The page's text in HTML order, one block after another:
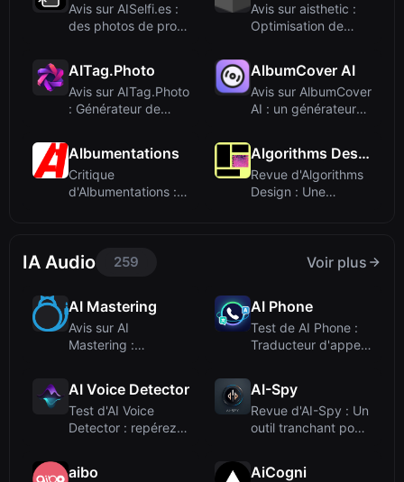
Avis sur AISelfi.es :
des photos de profil
Avis sur aisthetic :
Optimisation de
AITag.Photo
Avis sur AITag.Photo
: Générateur de
AlbumCover AI
Avis sur AlbumCover
AI : un générateur
Albumentations
Critique
d'Albumentations :
Algorithms Design
Revue d'Algorithms
Design : Une
IA Audio 259 Voir plus
AI Mastering
Avis sur AI
Mastering :
AI Phone
Test de AI Phone :
Traducteur d'appels
AI Voice Detector
Test d'AI Voice
Detector : repérez
AI-Spy
Revue d'AI-Spy : Un
outil tranchant pour
aibo AiCogni